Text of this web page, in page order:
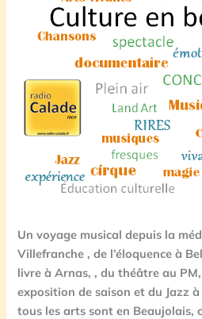
Un voyage musical depuis la
Villefranche , de l’éloquence à
livre à Arnas, , du théâtre au
exposition de saison et du Jazz
tous les arts sont en Beaujolais,